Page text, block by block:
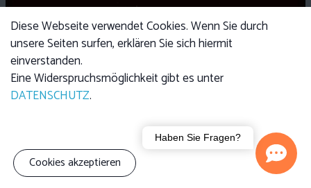
Diese Webseite verwendet Cookies. Wenn Sie durch
unsere Seiten surfen, erklären Sie sich hiermit
einverstanden.
Eine Widerspruchsmöglichkeit gibt es unter
DATENSCHUTZ.
Cookies akzeptieren
Haben Sie Fragen?